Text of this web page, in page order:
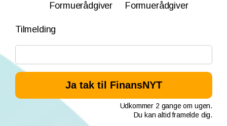
Formuerådgiver
Formuerådgiver
Tilmelding
Udkommer 2 gange om ugen.
Du kan altid framelde dig.